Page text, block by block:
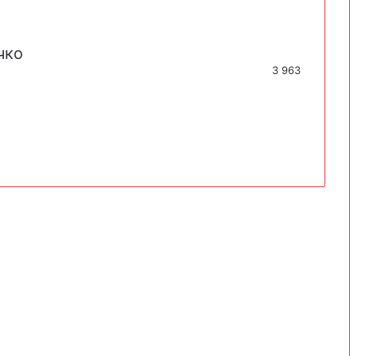
3 963